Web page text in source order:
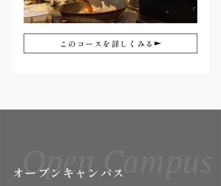
このコースを詳しくみる
Open Campus
オープンキャンパス